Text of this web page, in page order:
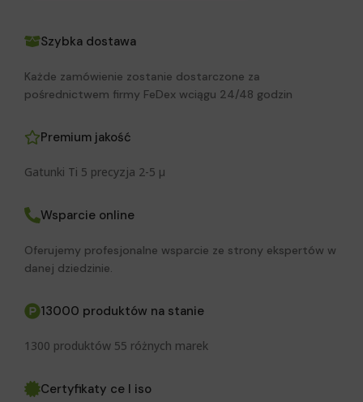
Szybka dostawa
Każde zamówienie zostanie dostarczone za
pośrednictwem firmy FeDex wciągu 24/48 godzin
Premium jakość
Gatunki Ti 5 precyzja 2-5 μ
Wsparcie online
Oferujemy profesjonalne wsparcie ze strony ekspertów w
danej dziedzinie.
13000 produktów na stanie
1300 produktów 55 różnych marek
Certyfikaty ce I iso